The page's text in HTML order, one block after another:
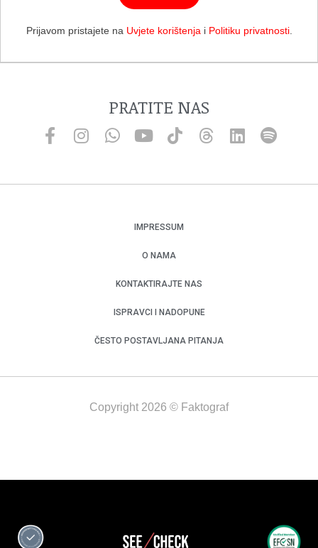
Prijavom pristajete na Uvjete korištenja i Politiku privatnosti.
PRATITE NAS
IMPRESSUM
O NAMA
KONTAKTIRAJTE NAS
ISPRAVCI I NADOPUNE
ČESTO POSTAVLJANA PITANJA
Copyright 2026 © Faktograf